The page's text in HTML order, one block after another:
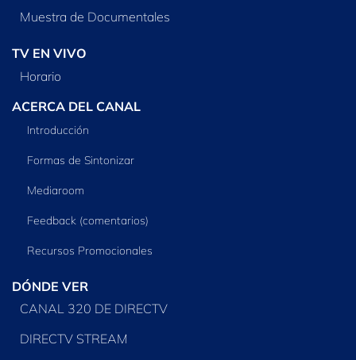
Muestra de Documentales
TV EN VIVO
Horario
ACERCA DEL CANAL
Introducción
Formas de Sintonizar
Mediaroom
Feedback (comentarios)
Recursos Promocionales
DÓNDE VER
CANAL 320 DE DIRECTV
DIRECTV STREAM